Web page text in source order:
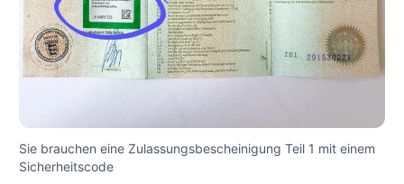
Sie brauchen eine Zulassungsbescheinigung Teil 1 mit einem
Sicherheitscode